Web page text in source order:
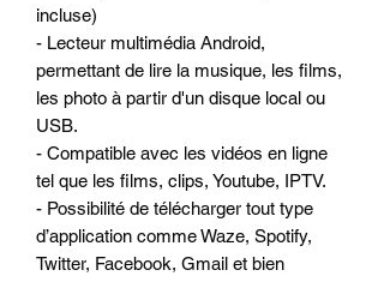
incluse)
- Lecteur multimédia Android,
permettant de lire la musique, les films,
les photo à partir d'un disque local ou
USB.
- Compatible avec les vidéos en ligne
tel que les films, clips, Youtube, IPTV.
- Possibilité de télécharger tout type
d’application comme Waze, Spotify,
Twitter, Facebook, Gmail et bien